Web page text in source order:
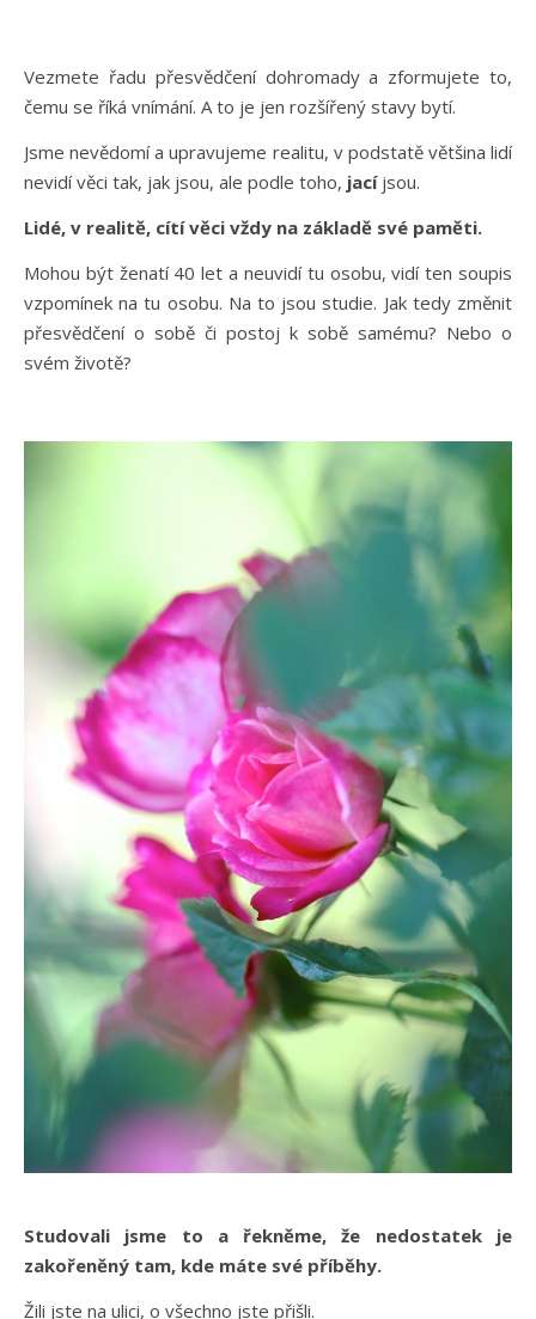
Vezmete řadu přesvědčení dohromady a zformujete to,
čemu se říká vnímání. A to je jen rozšířený stavy bytí.
Jsme nevědomí a upravujeme realitu, v podstatě většina lidí
nevidí věci tak, jak jsou, ale podle toho, jacíjsou.
Lidé, v realitě, cítí věci vždy na základě své paměti.
Mohou být ženatí 40 let a neuvidí tu osobu, vidí ten soupis
vzpomínek na tu osobu. Na to jsou studie. Jak tedy změnit
přesvědčení o sobě či postoj k sobě samému? Nebo o
svém životě?
Studovali jsme to a řekněme, že nedostatek je
zakořeněný tam, kde máte své příběhy.
Žili jste na ulici, o všechno jste přišli.